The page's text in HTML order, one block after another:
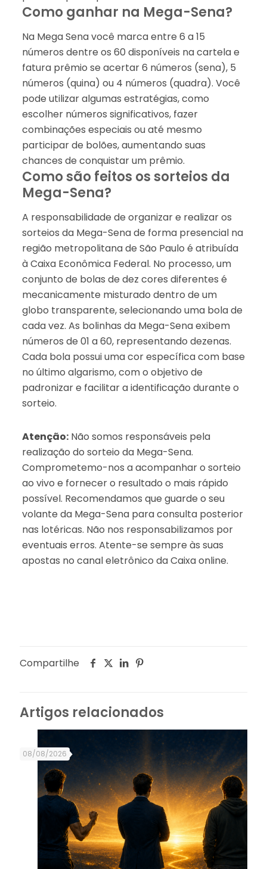
Como ganhar na Mega-Sena?
Na Mega Sena você marca entre 6 a 15
números dentre os 60 disponíveis na cartela e
fatura prêmio se acertar 6 números (sena), 5
números (quina) ou 4 números (quadra). Você
pode utilizar algumas estratégias, como
escolher números significativos, fazer
combinações especiais ou até mesmo
participar de bolões, aumentando suas
chances de conquistar um prêmio.
Como são feitos os sorteios da
Mega-Sena?
A responsabilidade de organizar e realizar os
sorteios da Mega-Sena de forma presencial na
região metropolitana de São Paulo é atribuída
à Caixa Econômica Federal. No processo, um
conjunto de bolas de dez cores diferentes é
mecanicamente misturado dentro de um
globo transparente, selecionando uma bola de
cada vez. As bolinhas da Mega-Sena exibem
números de 01 a 60, representando dezenas.
Cada bola possui uma cor específica com base
no último algarismo, com o objetivo de
padronizar e facilitar a identificação durante o
sorteio.
Atenção:Não somos responsáveis pela
realização do sorteio da Mega-Sena.
Comprometemo-nos a acompanhar o sorteio
ao vivo e fornecer o resultado o mais rápido
possível. Recomendamos que guarde o seu
volante da Mega-Sena para consulta posterior
nas lotéricas. Não nos responsabilizamos por
eventuais erros. Atente-se sempre às suas
apostas no canal eletrônico da Caixa online.
Compartilhe
Artigos relacionados
08/08/2026